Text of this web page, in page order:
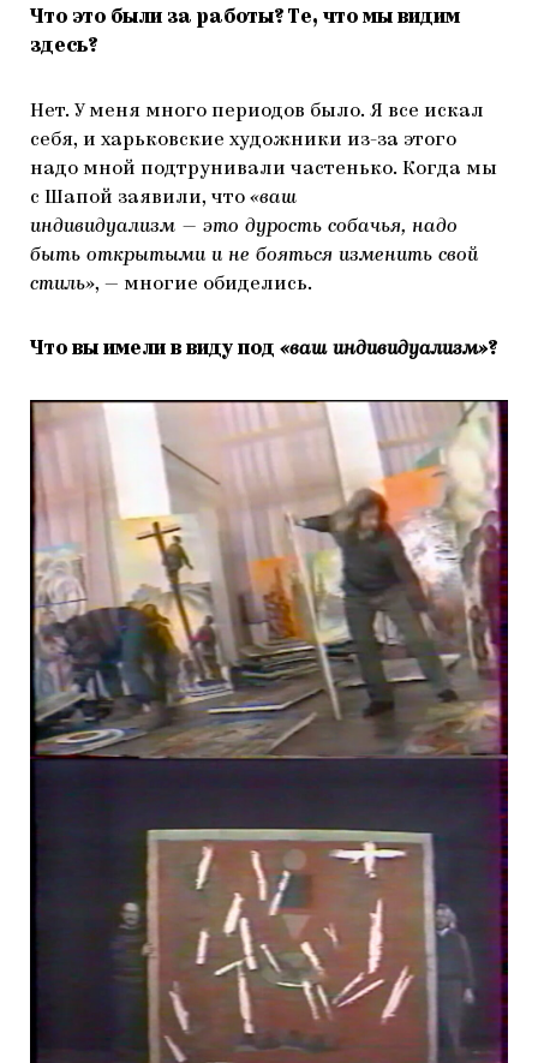
Что это были за работы? Те, что мы видим
здесь?
Нет. У меня много периодов было. Я все искал
себя, и харьковские художники из-за этого
надо мной подтрунивали частенько. Когда мы
с Шапой заявили, что «ваш
индивидуализм — это дурость собачья, надо
быть открытыми и не бояться изменить свой
стиль», — многие обиделись.
Что вы имели в виду под «ваш индивидуализм»?